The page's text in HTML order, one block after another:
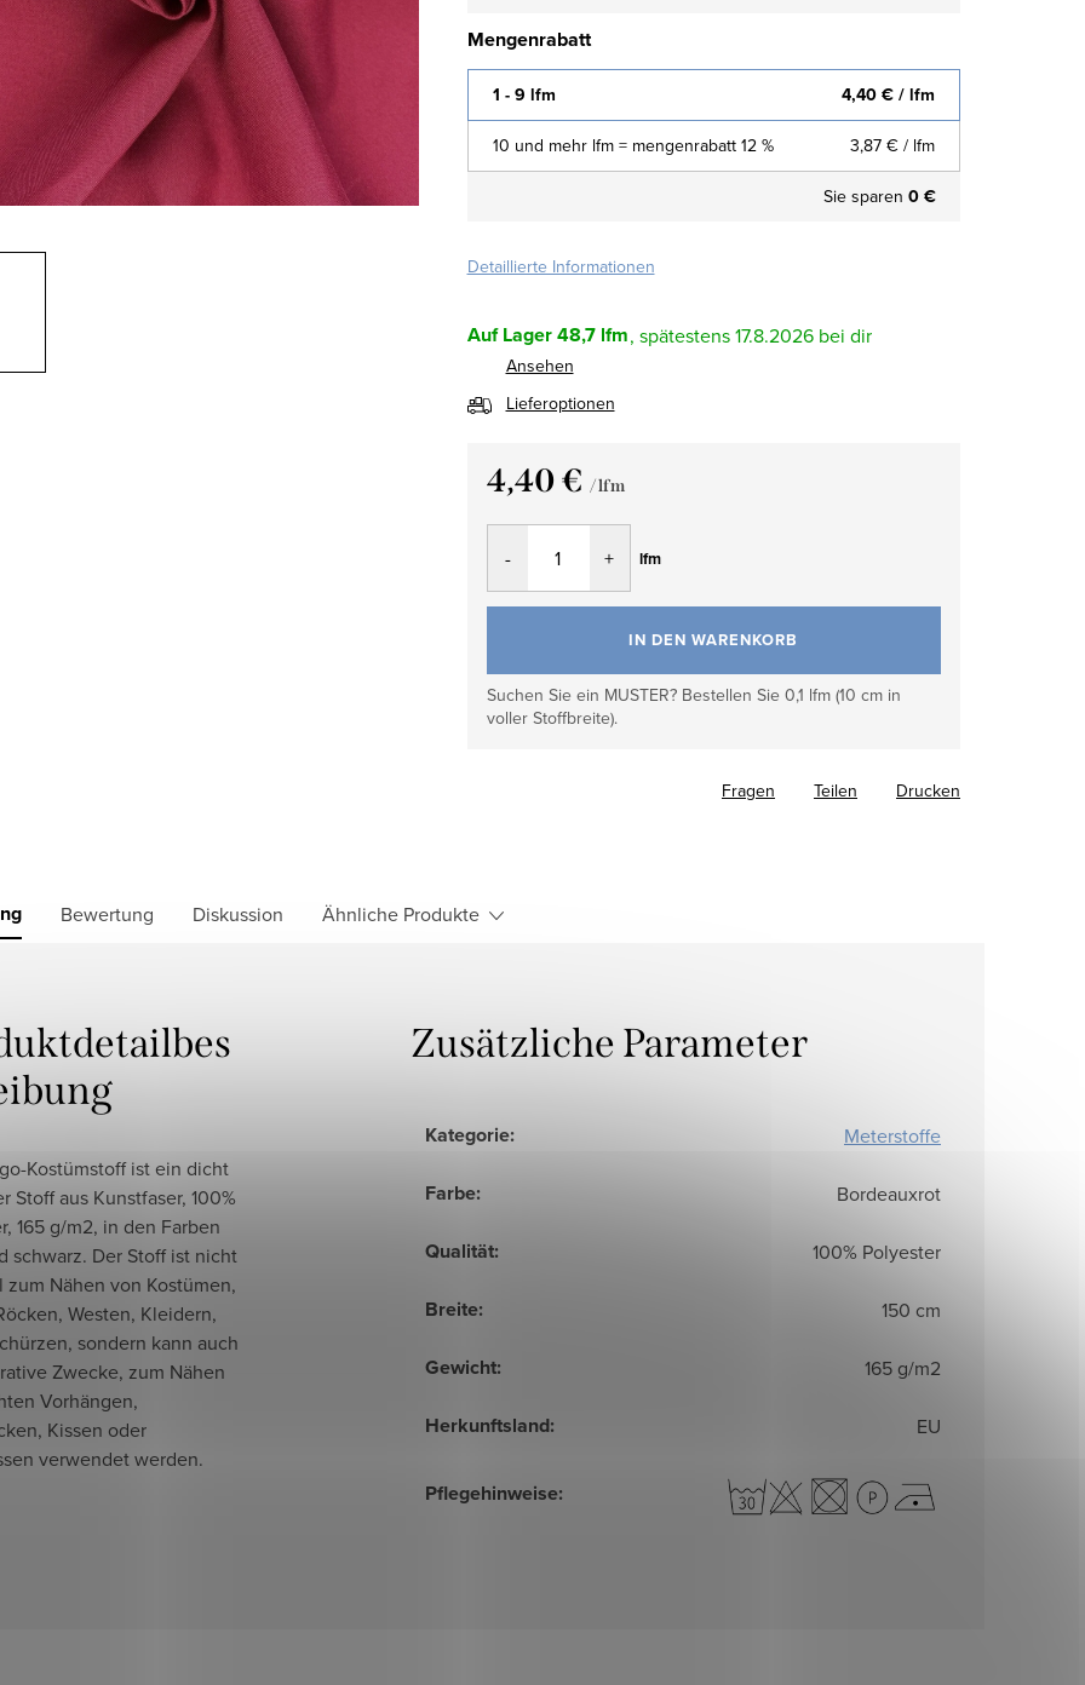
Mengenrabatt
1 - 9 lfm 4,40 € / lfm
10 und mehr lfm = mengenrabatt 12 % 3,87 € / lfm
Sie sparen 0 €
Detaillierte Informationen
Auf Lager48,7 lfm 17.8.2026
Ansehen
Lieferoptionen
4,40 € / lfm
Verkaufspreis:
lfm
IN DEN WARENKORB
Suchen Sie ein MUSTER? Bestellen Sie 0,1 lfm (10 cm in
voller Stoffbreite).
Drucken
Fragen Teilen
Bewertung Diskussion Ähnliche Produkte
Kostümstoff ist ein dicht
Stoff aus Kunstfaser, 100%
165 g/m2, in den Farben
schwarz. Der Stoff ist nicht
zum Nähen von Kostümen,
Westen, Kleidern,
sondern kann auch
Zwecke, zum Nähen
Vorhängen,
Kissen oder
verwendet werden.
Zusätzliche Parameter
Kategorie: Meterstoffe
Farbe: Bordeauxrot
Qualität: 100% Polyester
Breite: 150 cm
Gewicht: 165 g/m2
Herkunftsland: EU
Pflegehinweise: